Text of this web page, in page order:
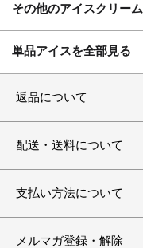
その他のアイスクリーム
単品アイスを全部見る
返品について
配送・送料について
支払い方法について
メルマガ登録・解除